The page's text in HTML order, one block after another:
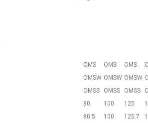
OMS OMS OMS
OMSW OMSW OMSW
OMSS
OMSS OMSS
80 100 125
80.5 100 125.7